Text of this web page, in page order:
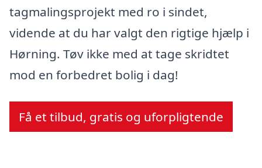
tagmalingsprojekt med ro i sindet,
vidende at du har valgt den rigtige hjælp i
Hørning. Tøv ikke med at tage skridtet
mod en forbedret bolig i dag!
Få et tilbud, gratis og uforpligtende